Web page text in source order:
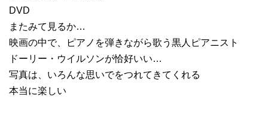
DVD
またみて見るか…
映画の中で、ピアノを弾きながら歌う黒人ピアニスト
ドーリー・ウイルソンが恰好いい…
写真は、いろんな思いでをつれてきてくれる
本当に楽しい